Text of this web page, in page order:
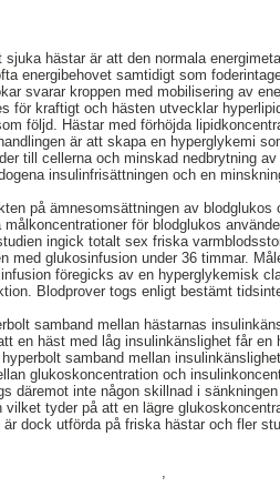
hästar är att den normala
energibehovet samtidigt som
svarar kroppen med mobilisering av
för kraftigt och hästen utvecklar
följd. Hästar med förhöjda
är att skapa en hyperglykemi
till cellerna och minskad nedbrytning
insulinfrisättningen och en
på ämnesomsättningen av
för blodglukos
ingick totalt sex friska
med glukosinfusion under 36 timmar.
föregicks av en hyperglykemisk
Blodprover togs enligt bestämt
samband mellan hästarnas
en häst med låg insulinkänslighet får
samband mellan
glukoskoncentration och
däremot inte någon skillnad i
vilket tyder på att en lägre
dock utförda på friska hästar och fler